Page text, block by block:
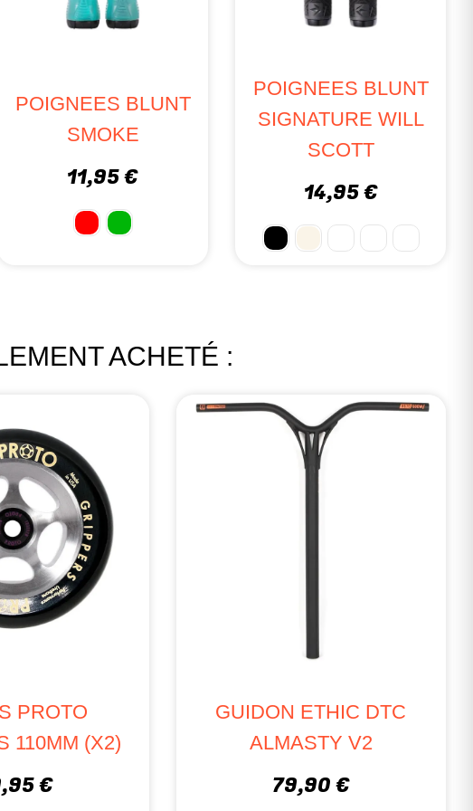
POIGNEES BLUNT
SMOKE
11,95 €
POIGNEES BLUNT
SIGNATURE WILL
SCOTT
14,95 €
ACHETÉ :
PROTO
110MM (X2)
€
GUIDON ETHIC DTC
ALMASTY V2
79,90 €